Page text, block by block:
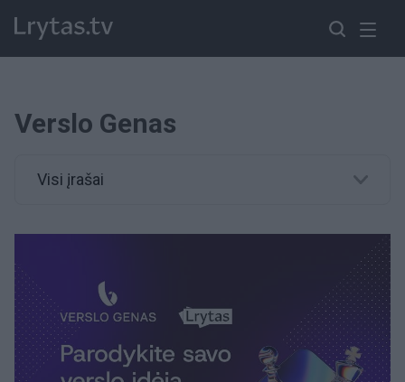
Verslo Genas
Visi įrašai